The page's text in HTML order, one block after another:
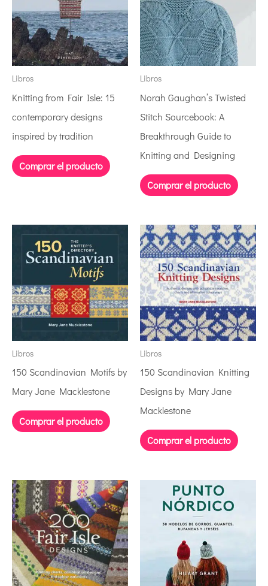
Libros
Knitting from Fair Isle: 15
contemporary designs
inspired by tradition
Comprar el producto
Libros
Norah Gaughan’s Twisted
Stitch Sourcebook: A
Breakthrough Guide to
Knitting and Designing
Comprar el producto
Libros
150 Scandinavian Motifs by
Mary Jane Macklestone
Comprar el producto
Libros
150 Scandinavian Knitting
Designs by Mary Jane
Macklestone
Comprar el producto